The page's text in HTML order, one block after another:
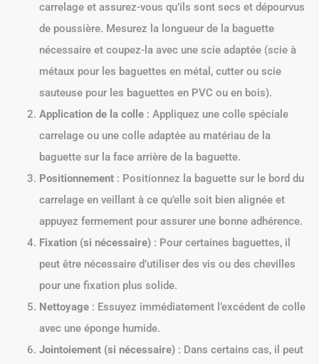
carrelage et assurez-vous qu’ils sont secs et dépourvus
de poussière. Mesurez la longueur de la baguette
nécessaire et coupez-la avec une scie adaptée (scie à
métaux pour les baguettes en métal, cutter ou scie
sauteuse pour les baguettes en PVC ou en bois).
Application de la colle : Appliquez une colle spéciale
carrelage ou une colle adaptée au matériau de la
baguette sur la face arrière de la baguette.
Positionnement : Positionnez la baguette sur le bord du
carrelage en veillant à ce qu’elle soit bien alignée et
appuyez fermement pour assurer une bonne adhérence.
Fixation (si nécessaire) : Pour certaines baguettes, il
peut être nécessaire d’utiliser des vis ou des chevilles
pour une fixation plus solide.
Nettoyage : Essuyez immédiatement l’excédent de colle
avec une éponge humide.
Jointoiement (si nécessaire) : Dans certains cas, il peut